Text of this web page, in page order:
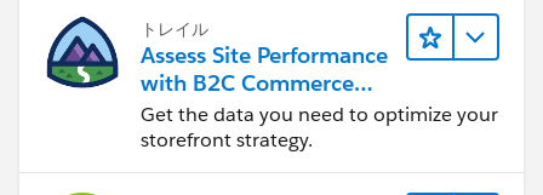
トレイル
Assess Site Performance
with B2C Commerce
Reports & Dashboards
Get the data you need to optimize your
storefront strategy.